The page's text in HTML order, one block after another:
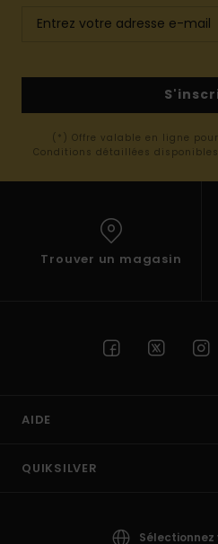
(*) Offre valable en ligne
Conditions détaillées
Trouver un magasin
AIDE
QUIKSILVER
Sélectionnez